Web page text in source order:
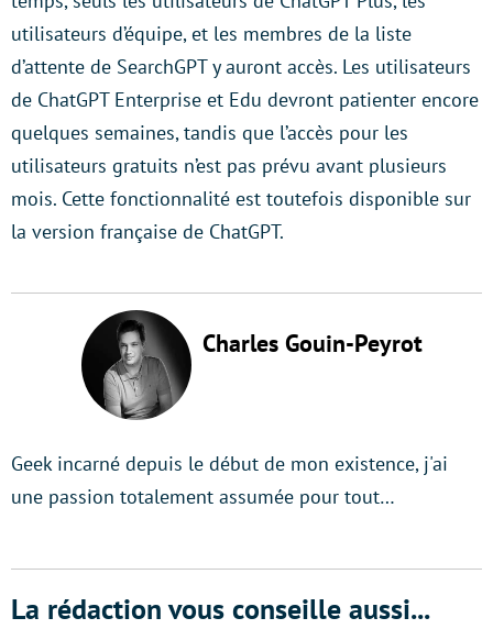
utilisateurs d’équipe, et les membres de la liste
d’attente de SearchGPT y auront accès. Les utilisateurs
de ChatGPT Enterprise et Edu devront patienter encore
quelques semaines, tandis que l’accès pour les
utilisateurs gratuits n’est pas prévu avant plusieurs
mois. Cette fonctionnalité est toutefois disponible sur
la version française de ChatGPT.
Charles Gouin-Peyrot
Geek incarné depuis le début de mon existence, j'ai
une passion totalement assumée pour tout…
La rédaction vous conseille aussi...